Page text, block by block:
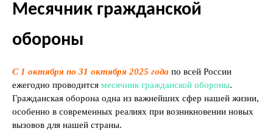
Месячник гражданской
обороны
С 1 октября по 31 октября 2025 года по всей России
ежегодно проводится месячник гражданской обороны.
Гражданская оборона одна из важнейших сфер нашей жизни,
особенно в современных реалиях при возникновении новых
вызовов для нашей страны.